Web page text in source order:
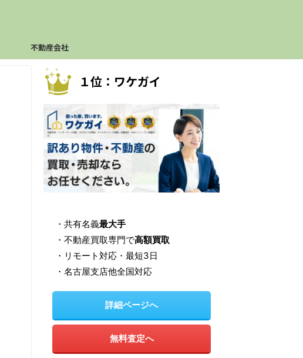
不動産会社
１位：ワケガイ
・共有名義最大手
・不動産買取専門で高額買取
・リモート対応・最短3日
・名古屋支店他全国対応
詳細ページへ
無料査定へ